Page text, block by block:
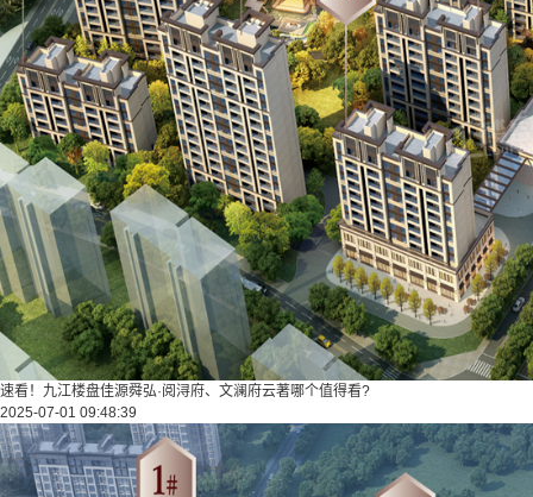
速看！九江楼盘佳源舜弘·阅浔府、文澜府云著哪个值得看?
2025-07-01 09:48:39